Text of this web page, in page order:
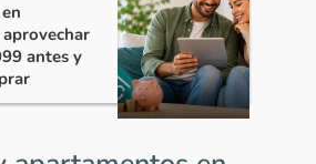
antes y